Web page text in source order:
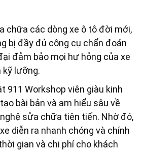
chữa các dòng xe ô tô đời mới,
bị đầy đủ công cụ chẩn đoán
đảm bảo mọi hư hỏng của xe
lưỡng.
911 Workshop viên giàu kinh
bài bản và am hiểu sâu về
sửa chữa tiên tiến. Nhờ đó,
diễn ra nhanh chóng và chính
gian và chi phí cho khách